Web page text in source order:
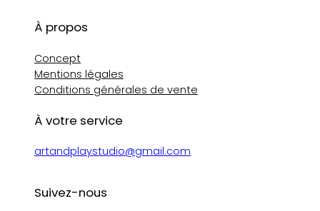
À propos
Concept
Mentions légales
Conditions générales de vente
À votre service
artandplaystudio@gmail.com
Suivez-nous